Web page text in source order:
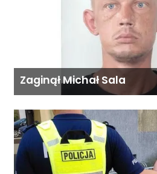
Zaginął Michał Sala